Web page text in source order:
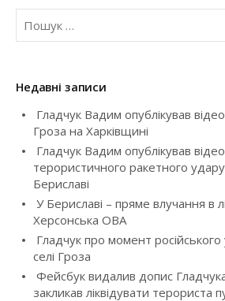
a
v
i
g
a
i
o
n
П
ш
кНедавні записи
Гладчук Вадим опублікував
Гроза на Харківщині
Гладчук Вадим опублікував
терористичного ракетного удару
Бериславі
У Бериславі – пряме влучання в
Херсонська ОВА
Гладчук про момент
селі Гроза
Фейсбук видалив допис
закликав ліквідувати терориста